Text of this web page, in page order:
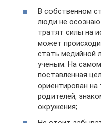
В собственном
люди не
тратят силы на
может
стать медийной
ученым. На
поставленная
ориентирован
родителей,
окружения;